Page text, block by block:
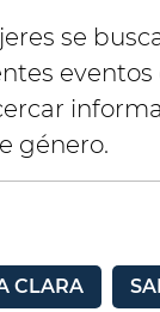
se
género.
CLARA